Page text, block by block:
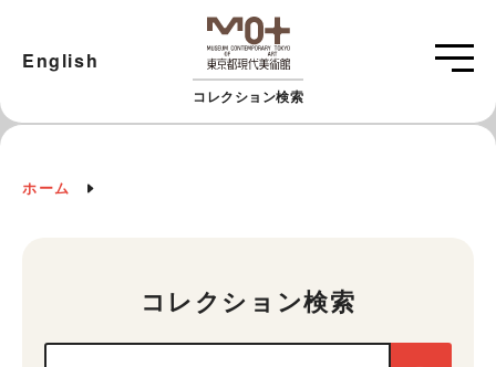
コレクション検索
English
ホーム
コレクション検索